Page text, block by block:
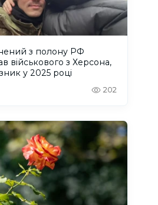
з полону РФ
військового з Херсона,
у 2025 році
202